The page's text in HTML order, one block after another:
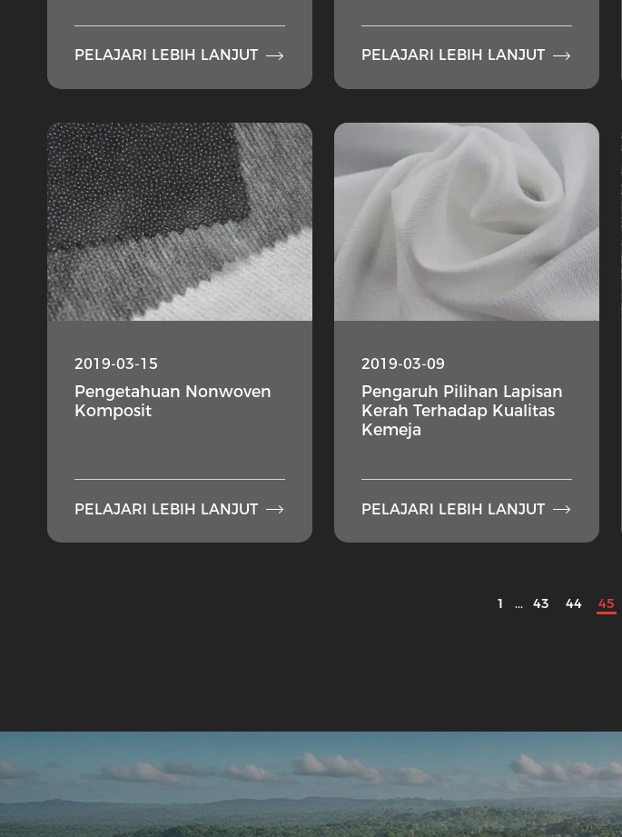
PELAJARI LEBIH LANJUT  PELAJARI LEBIH LANJUT 
2019-03-15
Pengetahuan Nonwoven
Komposit
PELAJARI LEBIH LANJUT 
2019-03-09
Pengaruh Pilihan Lapisan
Kerah Terhadap Kualitas
Kemeja
PELAJARI LEBIH LANJUT 
1 ... 43 44 45